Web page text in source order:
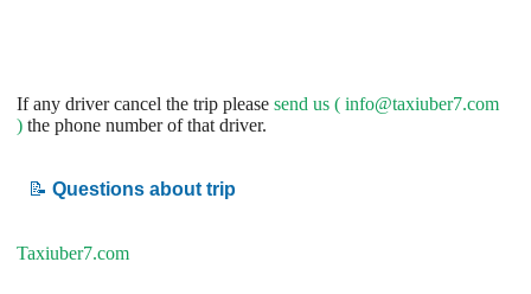
If any driver cancel the trip please send us ( info@taxiuber7.com
) the phone number of that driver.
📝 Questions about trip
Taxiuber7.com